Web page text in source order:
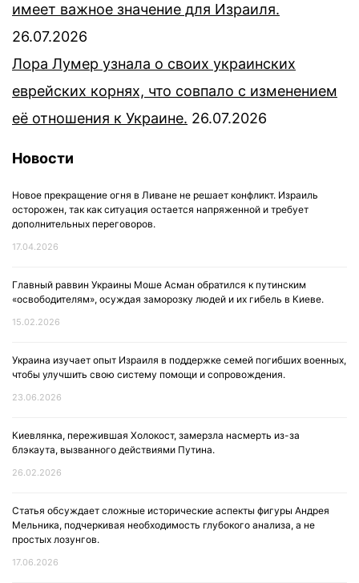
имеет важное значение для Израиля.
26.07.2026
Лора Лумер узнала о своих украинских
еврейских корнях, что совпало с изменением
её отношения к Украине. 26.07.2026
Новости
Новое прекращение огня в Ливане не решает конфликт. Израиль
осторожен, так как ситуация остается напряженной и требует
дополнительных переговоров.
17.04.2026
Главный раввин Украины Моше Асман обратился к путинским
«освободителям», осуждая заморозку людей и их гибель в Киеве.
15.02.2026
Украина изучает опыт Израиля в поддержке семей погибших военных,
чтобы улучшить свою систему помощи и сопровождения.
23.06.2026
Киевлянка, пережившая Холокост, замерзла насмерть из-за
блэкаута, вызванного действиями Путина.
26.02.2026
Статья обсуждает сложные исторические аспекты фигуры Андрея
Мельника, подчеркивая необходимость глубокого анализа, а не
простых лозунгов.
17.06.2026